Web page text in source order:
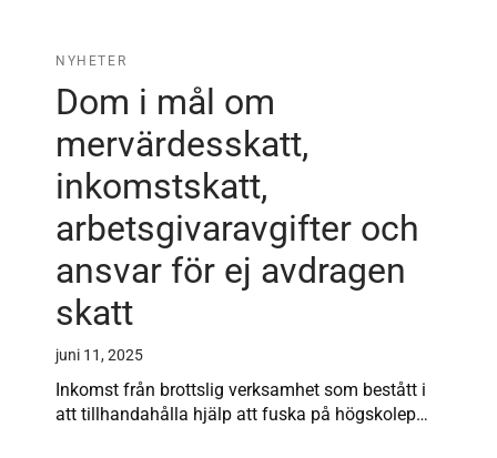
NYHETER
Dom i mål om
mervärdesskatt,
inkomstskatt,
arbetsgivaravgifter och
ansvar för ej avdragen
skatt
juni 11, 2025
Inkomst från brottslig verksamhet som bestått i
att tillhandahålla hjälp att fuska på högskolep…